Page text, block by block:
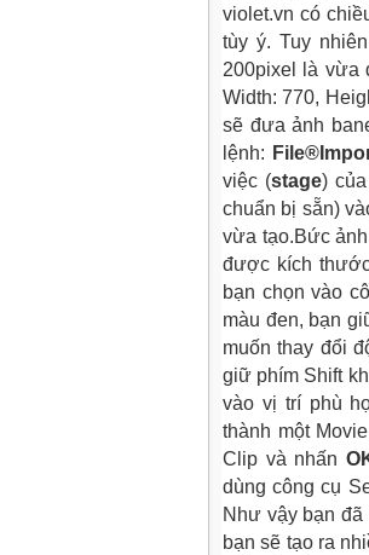
violet.vn có
tùy ý. Tuy
200pixel là vừa
Width: 770,
sẽ đưa ảnh
lệnh:
việc (stage)
chuẩn bị sẵn)
vừa tạo.Bức
được kích
bạn chọn vào
màu đen, bạn
muốn thay đổi
giữ phím Shift
vào vị trí phù
thành một
Clip và nhấn
dùng công cụ
Như vậy bạn đã
bạn sẽ tạo ra